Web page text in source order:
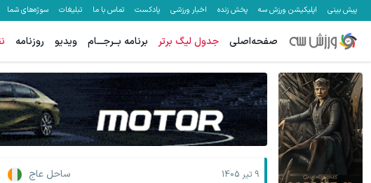
پیش بینی اپلیکیشن ورزش سه پخش زنده اخبار ورزشی پادکست تماس با ما تبلیغات سوژه‌های شما
صفحه‌اصلی جدول لیگ برتر برنامه بــرجـــام ویدیو روزنامه
9 تیر 1405 ساحل عاج
یخچال ویترینی 9 فوت ایستکول (جدید) ترمیم جای زخم، بخیه و